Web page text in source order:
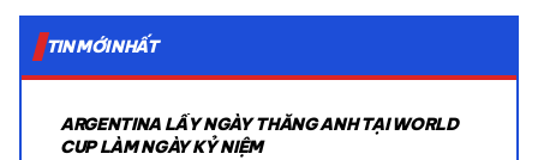
TIN MỚI NHẤT
ARGENTINA LẤY NGÀY THẮNG ANH TẠI WORLD
CUP LÀM NGÀY KỶ NIỆM